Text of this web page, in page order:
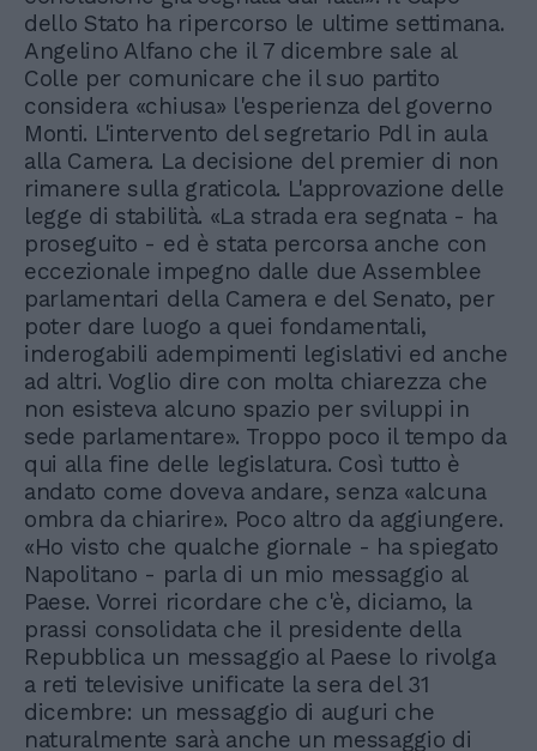
dello Stato ha ripercorso le ultime settimana.
Angelino Alfano che il 7 dicembre sale al
Colle per comunicare che il suo partito
considera «chiusa» l'esperienza del governo
Monti. L'intervento del segretario Pdl in aula
alla Camera. La decisione del premier di non
rimanere sulla graticola. L'approvazione delle
legge di stabilità. «La strada era segnata - ha
proseguito - ed è stata percorsa anche con
eccezionale impegno dalle due Assemblee
parlamentari della Camera e del Senato, per
poter dare luogo a quei fondamentali,
inderogabili adempimenti legislativi ed anche
ad altri. Voglio dire con molta chiarezza che
non esisteva alcuno spazio per sviluppi in
sede parlamentare». Troppo poco il tempo da
qui alla fine delle legislatura. Così tutto è
andato come doveva andare, senza «alcuna
ombra da chiarire». Poco altro da aggiungere.
«Ho visto che qualche giornale - ha spiegato
Napolitano - parla di un mio messaggio al
Paese. Vorrei ricordare che c'è, diciamo, la
prassi consolidata che il presidente della
Repubblica un messaggio al Paese lo rivolga
a reti televisive unificate la sera del 31
dicembre: un messaggio di auguri che
naturalmente sarà anche un messaggio di